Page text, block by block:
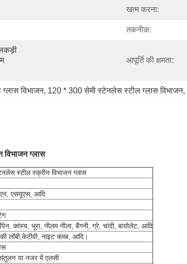
खत्म करना:
तकनीक:
आपूर्ति की क्षमता:
विभाजन, 120 * 300 सेमी स्टेनलेस स्टील ग्लास विभाजन,
ग्लास
स्टील स्क्रीन विभाजन ग्लास
एसयूएस, आदि
कांस्य, भूरा, नीलम नीला, बैंगनी, ग्रे, चांदी, बायोलेट, आदि
लॉबी,केटीवी, नाइट क्लब, आदि।
या नजर में एलसी